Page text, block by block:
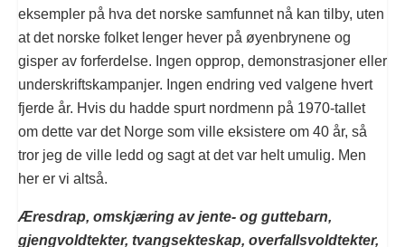
eksempler på hva det norske samfunnet nå kan tilby, uten
at det norske folket lenger hever på øyenbrynene og
gisper av forferdelse. Ingen opprop, demonstrasjoner eller
underskriftskampanjer. Ingen endring ved valgene hvert
fjerde år. Hvis du hadde spurt nordmenn på 1970-tallet
om dette var det Norge som ville eksistere om 40 år, så
tror jeg de ville ledd og sagt at det var helt umulig. Men
her er vi altså.
Æresdrap, omskjæring av jente- og guttebarn,
gjengvoldtekter, tvangsekteskap, overfallsvoldtekter,